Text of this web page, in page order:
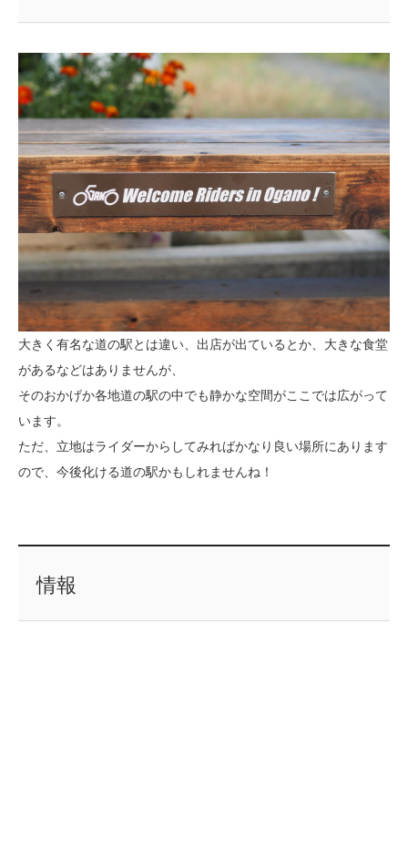
大きく有名な道の駅とは違い、出店が出ているとか、大きな食堂
があるなどはありませんが、
そのおかげか各地道の駅の中でも静かな空間がここでは広がって
います。
ただ、立地はライダーからしてみればかなり良い場所にあります
ので、今後化ける道の駅かもしれませんね！
情報